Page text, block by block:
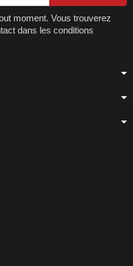
moment. Vous trouverez
dans les conditions